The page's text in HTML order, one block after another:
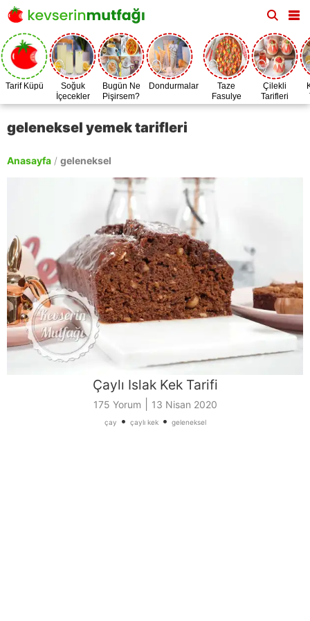
Tarif Küpü
Soğuk
İçecekler
Bugün Ne
Pişirsem?
Dondurmalar
Taze
Fasulye
Zamanı
Çilekli
Tarifleri
geleneksel yemek tarifleri
Anasayfa / geleneksel
Çaylı Islak Kek Tarifi
175 Yorum 13 Nisan 2020
çay • çaylı kek• geleneksel